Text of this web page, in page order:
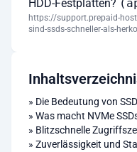
HDD-Festplatten?
https://support.prepaid-
sind-ssds-schneller-als-
» Die Bedeutung von
» Was macht NVMe
» Blitzschnelle
» Zuverlässigkeit und